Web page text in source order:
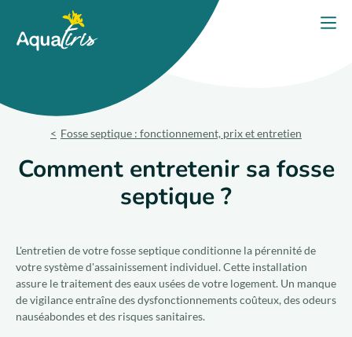
Nos solutions
Nos conseils
Fosse septique : fonctionnement, prix et entretien
Comment entretenir sa fosse
septique ?
L'entretien de votre fosse septique conditionne la pérennité de
votre système d'assainissement individuel. Cette installation
assure le traitement des eaux usées de votre logement. Un manque
de vigilance entraîne des dysfonctionnements coûteux, des odeurs
nauséabondes et des risques sanitaires.